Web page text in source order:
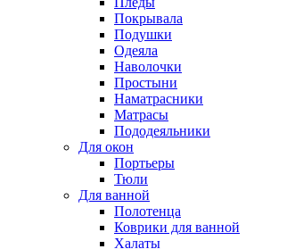
Покрывала
Подушки
Одеяла
Наволочки
Простыни
Наматрасники
Матрасы
Пододеяльники
Для окон
Портьеры
Тюли
Для ванной
Полотенца
Коврики для ванной
Халаты